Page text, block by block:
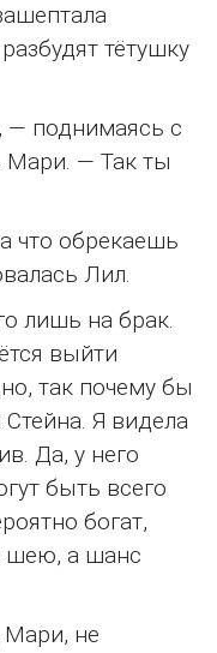
тётушку
— поднимаясь с
Мари. — Так ты
что обрекаешь
Лил.
лишь на брак.
выйти
так почему бы
Я видела
Да, у него
быть всего
богат,
шею, а шанс
Мари, не